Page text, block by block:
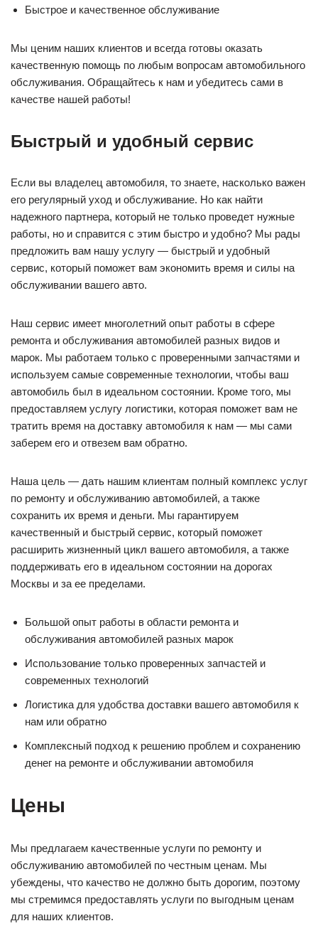
Быстрое и качественное обслуживание
Мы ценим наших клиентов и всегда готовы оказать
качественную помощь по любым вопросам автомобильного
обслуживания. Обращайтесь к нам и убедитесь сами в
качестве нашей работы!
Быстрый и удобный сервис
Если вы владелец автомобиля, то знаете, насколько важен
его регулярный уход и обслуживание. Но как найти
надежного партнера, который не только проведет нужные
работы, но и справится с этим быстро и удобно? Мы рады
предложить вам нашу услугу — быстрый и удобный
сервис, который поможет вам экономить время и силы на
обслуживании вашего авто.
Наш сервис имеет многолетний опыт работы в сфере
ремонта и обслуживания автомобилей разных видов и
марок. Мы работаем только с проверенными запчастями и
используем самые современные технологии, чтобы ваш
автомобиль был в идеальном состоянии. Кроме того, мы
предоставляем услугу логистики, которая поможет вам не
тратить время на доставку автомобиля к нам — мы сами
заберем его и отвезем вам обратно.
Наша цель — дать нашим клиентам полный комплекс услуг
по ремонту и обслуживанию автомобилей, а также
сохранить их время и деньги. Мы гарантируем
качественный и быстрый сервис, который поможет
расширить жизненный цикл вашего автомобиля, а также
поддерживать его в идеальном состоянии на дорогах
Москвы и за ее пределами.
Большой опыт работы в области ремонта и
обслуживания автомобилей разных марок
Использование только проверенных запчастей и
современных технологий
Логистика для удобства доставки вашего автомобиля к
нам или обратно
Комплексный подход к решению проблем и сохранению
денег на ремонте и обслуживании автомобиля
Цены
Мы предлагаем качественные услуги по ремонту и
обслуживанию автомобилей по честным ценам. Мы
убеждены, что качество не должно быть дорогим, поэтому
мы стремимся предоставлять услуги по выгодным ценам
для наших клиентов.